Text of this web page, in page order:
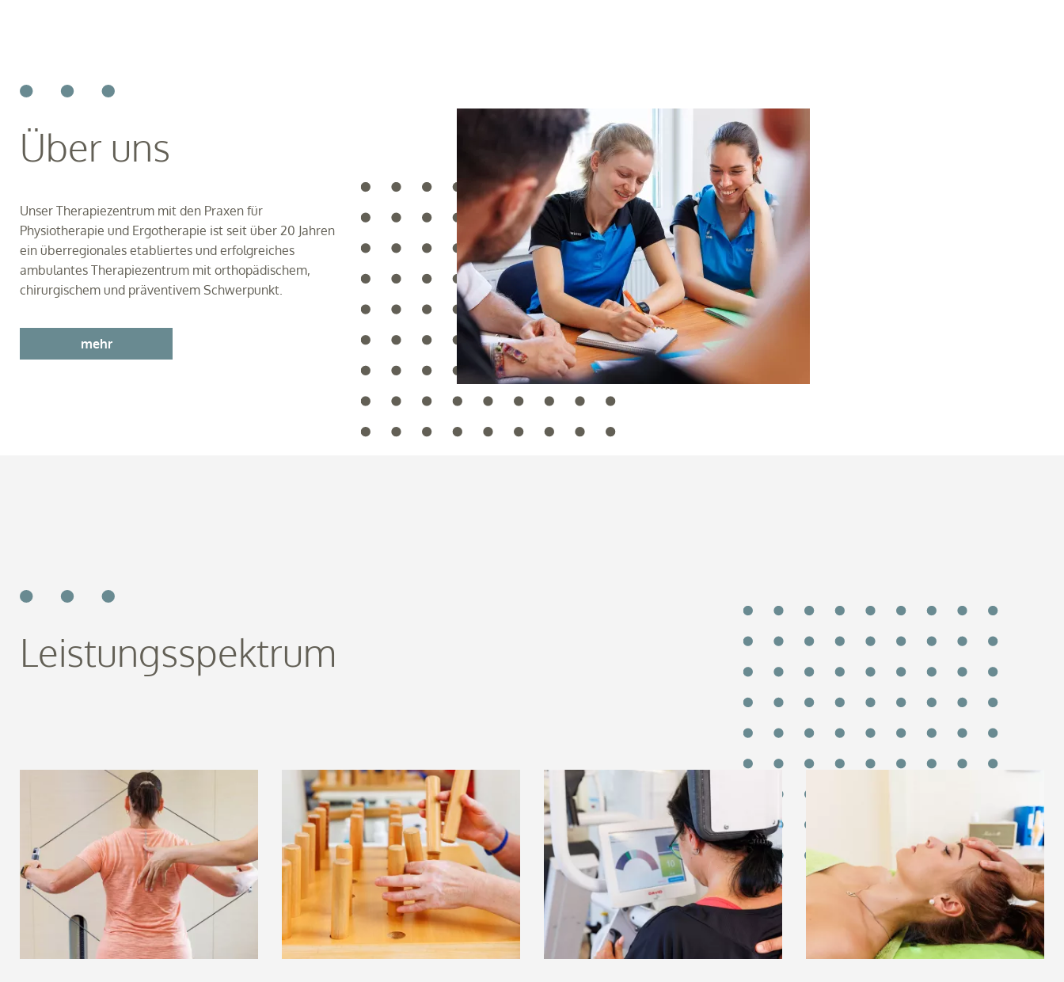
Über uns
Unser Therapiezentrum mit den Praxen für
Physiotherapie und Ergotherapie ist seit über 20 Jahren
ein überregionales etabliertes und erfolgreiches
ambulantes Therapiezentrum mit orthopädischem,
chirurgischem und präventivem Schwerpunkt.
mehr
Leistungsspektrum